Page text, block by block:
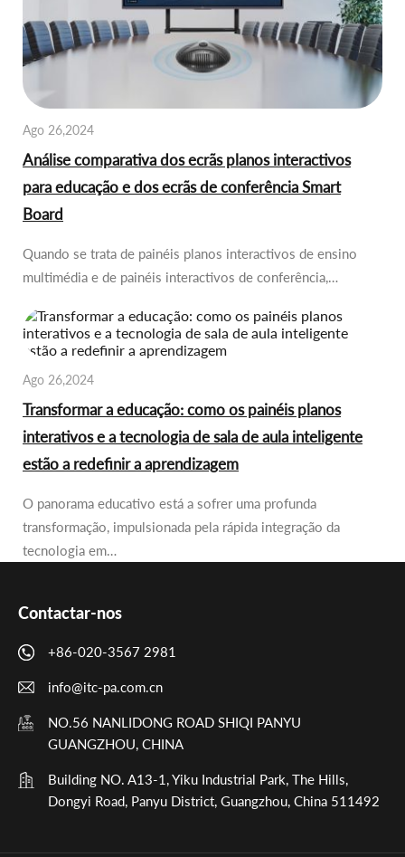
Ago 26,2024
Análise comparativa dos ecrãs planos interactivos
para educação e dos ecrãs de conferência Smart
Board
Quando se trata de painéis planos interactivos de ensino
multimédia e de painéis interactivos de conferência,…
Ago 26,2024
Transformar a educação: como os painéis planos
interativos e a tecnologia de sala de aula inteligente
estão a redefinir a aprendizagem
O panorama educativo está a sofrer uma profunda
transformação, impulsionada pela rápida integração da
tecnologia em…
Contactar-nos
+86-020-3567 2981
info@itc-pa.com.cn
NO.56 NANLIDONG ROAD SHIQI PANYU
GUANGZHOU, CHINA
Building NO. A13-1, Yiku Industrial Park, The Hills,
Dongyi Road, Panyu District, Guangzhou, China 511492